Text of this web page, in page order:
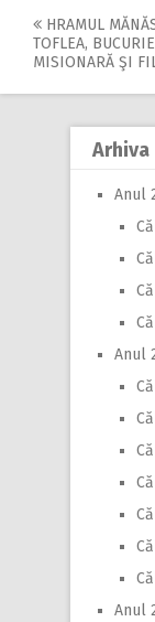
Post
HRAMUL
TOFLEA,
MISIONARĂ ŞI
Arhiva
Anul
Anul
Anul